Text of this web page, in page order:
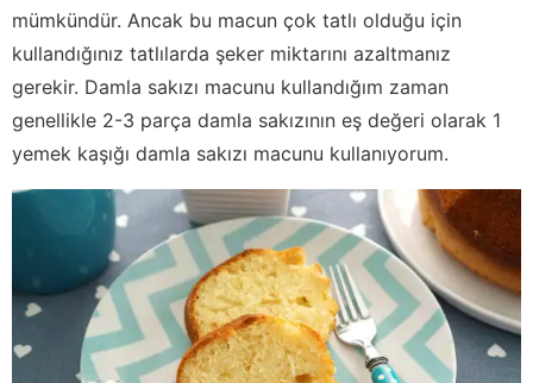
mümkündür. Ancak bu macun çok tatlı olduğu için
kullandığınız tatlılarda şeker miktarını azaltmanız
gerekir. Damla sakızı macunu kullandığım zaman
genellikle 2-3 parça damla sakızının eş değeri olarak 1
yemek kaşığı damla sakızı macunu kullanıyorum.